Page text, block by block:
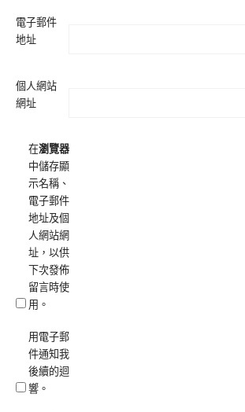
電子郵件
地址
個人網站
網址
在瀏覽器
中儲存顯
示名稱、
電子郵件
地址及個
人網站網
址，以供
下次發佈
留言時使
用。
用電子郵
件通知我
後續的迴
響。